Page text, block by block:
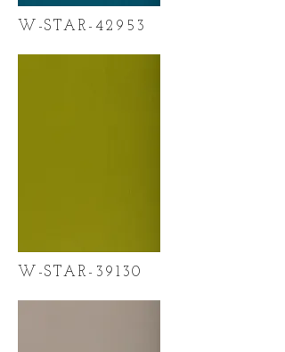
W-STAR-42953
W-STAR-39130